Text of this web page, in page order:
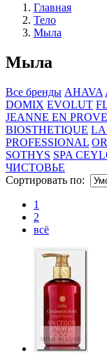
Главная
Тело
Мыла
Мыла
Все бренды AHAVA
DOMIX EVOLUT
JEANNE EN
BIOSTHETIQUE LA
PROFESSIONAL
SOTHYS SPA
ЧИСТОВЬЕ
Сортировать по:
1
2
всё